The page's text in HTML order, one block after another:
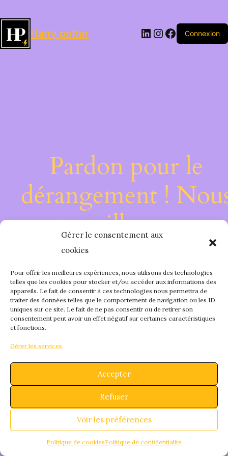
Gérer le consentement aux
cookies
Pour offrir les meilleures expériences, nous utilisons des technologies
telles que les cookies pour stocker et/ou accéder aux informations des
appareils. Le fait de consentir à ces technologies nous permettra de
traiter des données telles que le comportement de navigation ou les ID
uniques sur ce site. Le fait de ne pas consentir ou de retirer son
consentement peut avoir un effet négatif sur certaines caractéristiques
et fonctions.
Gérer les services
Accepter
Refuser
Voir les préférences
Politique de cookiesPolitique de confidentialité
Harry potter LinkedIn
Instagram
Facebook
Connexion
Pardon pour le
dérangement !
travaillons sur
quelque chose de
fantastique –
bientôt !